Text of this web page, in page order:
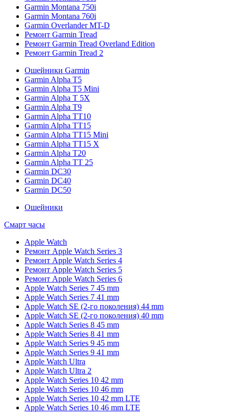
Garmin Montana 750i
Garmin Montana 760i
Garmin Overlander MT-D
Ремонт Garmin Tread
Ремонт Garmin Tread Overland Edition
Ремонт Garmin Tread 2
Ошейники Garmin
Garmin Alpha T5
Garmin Alpha T5 Mini
Garmin Alpha T 5X
Garmin Alpha T9
Garmin Alpha TT10
Garmin Alpha TT15
Garmin Alpha TT15 Mini
Garmin Alpha TT15 X
Garmin Alpha T20
Garmin Alpha TT 25
Garmin DC30
Garmin DC40
Garmin DC50
Ошейники
Смарт часы
Apple Watch
Ремонт Apple Watch Series 3
Ремонт Apple Watch Series 4
Ремонт Apple Watch Series 5
Ремонт Apple Watch Series 6
Apple Watch Series 7 45 mm
Apple Watch Series 7 41 mm
Apple Watch SE (2-го поколения) 44 mm
Apple Watch SE (2-го поколения) 40 mm
Apple Watch Series 8 45 mm
Apple Watch Series 8 41 mm
Apple Watch Series 9 45 mm
Apple Watch Series 9 41 mm
Apple Watch Ultra
Apple Watch Ultra 2
Apple Watch Series 10 42 mm
Apple Watch Series 10 46 mm
Apple Watch Series 10 42 mm LTE
Apple Watch Series 10 46 mm LTE